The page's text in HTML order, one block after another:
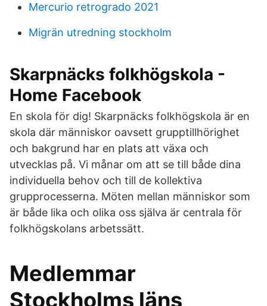
Mercurio retrogrado 2021
Migrän utredning stockholm
Skarpnäcks folkhögskola -
Home Facebook
En skola för dig! Skarpnäcks folkhögskola är en
skola där människor oavsett grupptillhörighet
och bakgrund har en plats att växa och
utvecklas på. Vi månar om att se till både dina
individuella behov och till de kollektiva
grupprocesserna. Möten mellan människor som
är både lika och olika oss själva är centrala för
folkhögskolans arbetssätt.
Medlemmar
Stockholms läns